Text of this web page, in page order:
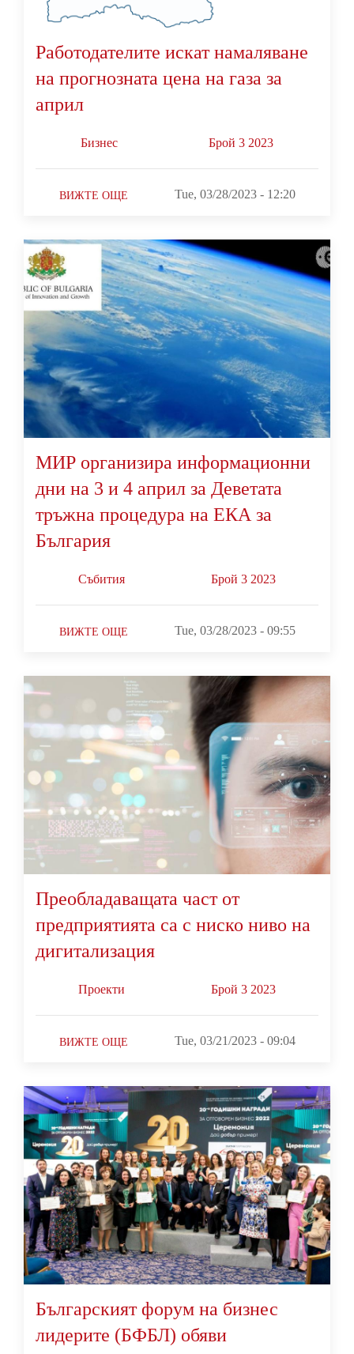
Работодателите искат намаляване
на прогнозната цена на газа за
април
Бизнес Брой 3 2023
ВИЖТЕ ОЩЕ Tue, 03/28/2023 - 12:20
МИР организира информационни
дни на 3 и 4 април за Деветата
тръжна процедура на ЕКА за
България
Събития Брой 3 2023
ВИЖТЕ ОЩЕ Tue, 03/28/2023 - 09:55
Преобладаващата част от
предприятията са с ниско ниво на
дигитализация
Проекти Брой 3 2023
ВИЖТЕ ОЩЕ Tue, 03/21/2023 - 09:04
Българският форум на бизнес
лидерите (БФБЛ) обяви